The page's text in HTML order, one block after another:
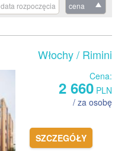
cena
data rozpoczęcia
Włochy/ Rimini
Cena:
2 660 PLN
/ za osobę
SZCZEGÓŁY